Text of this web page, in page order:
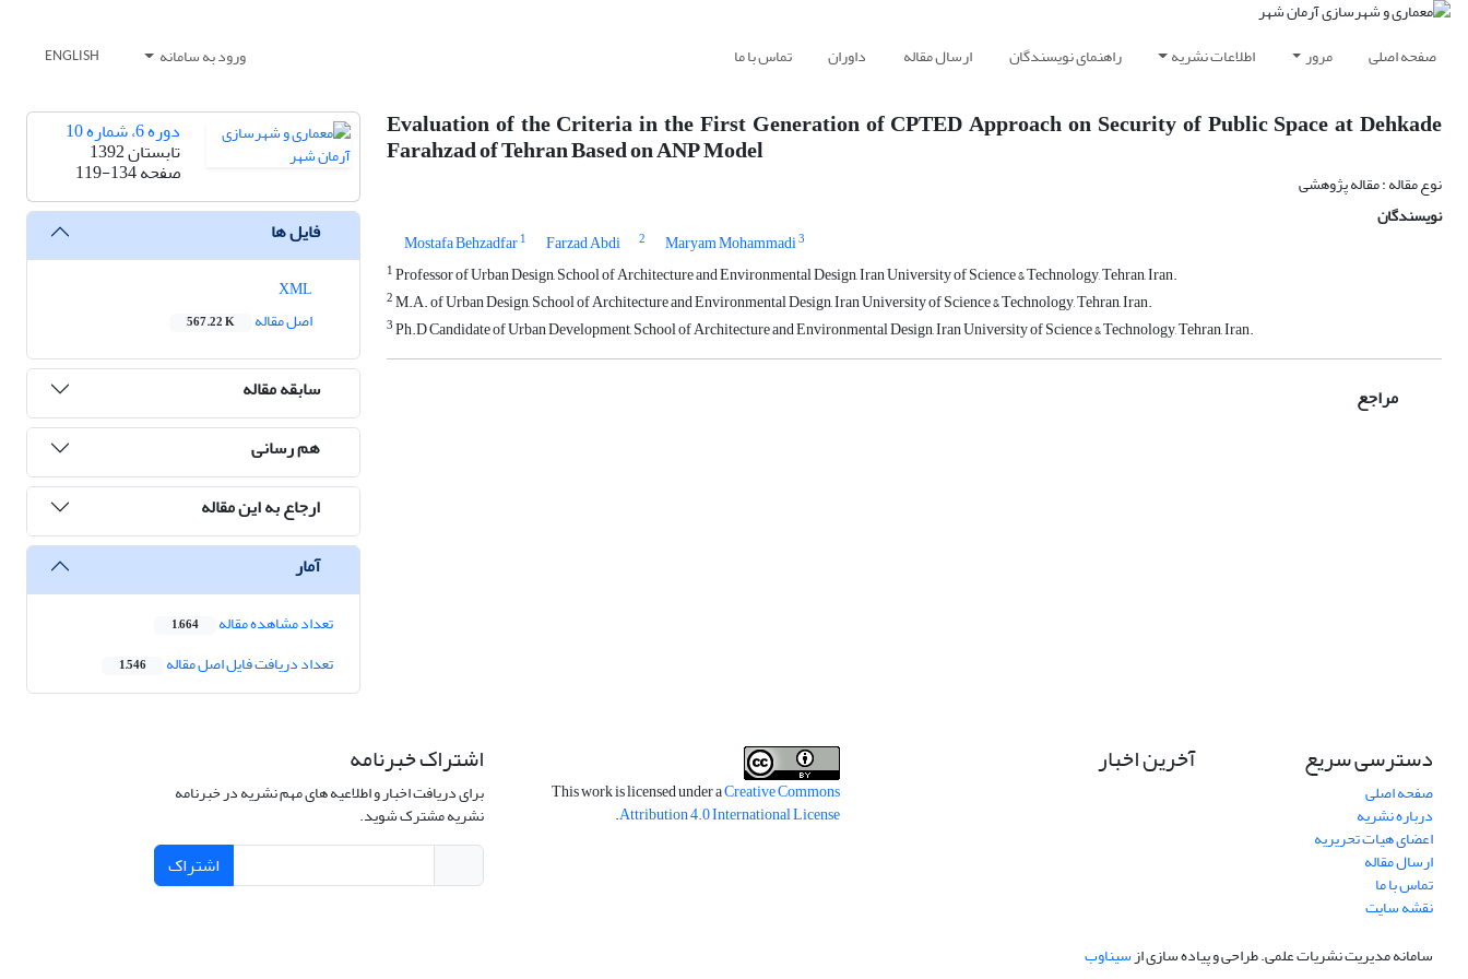
صفحه اصلی مرور اطلاعات نشریه راهنمای نویسندگان ارسال مقاله داوران تماس با ما ورود به سامانه ENGLISH
Evaluation of the Criteria in the First Generation of CPTED Approach on Security of Public Space at Dehkade
Farahzad of Tehran Based on ANP Model
نوع مقاله : مقاله پژوهشی
نویسندگان
Mostafa Behzadfar1 Farzad Abdi 2 Maryam Mohammadi3
1Professor of Urban Design, School of Architecture and Environmental Design, Iran University of Science & Technology, Tehran, Iran.
2M.A. of Urban Design, School of Architecture and Environmental Design, Iran University of Science & Technology, Tehran, Iran.
3Ph.D Candidate of Urban Development, School of Architecture and Environmental Design, Iran University of Science & Technology, Tehran, Iran.
مراجع
دوره 6، شماره 10
تابستان 1392
صفحه119-134
فایل ها
اصل مقاله
567.22 K
سابقه مقاله
هم رسانی
ارجاع به این مقاله
آمار
تعداد مشاهده مقاله 1,664
تعداد دریافت فایل اصل مقاله 1,546
دسترسی سریع
صفحه اصلی
درباره نشریه
اعضای هیات تحریریه
ارسال مقاله
تماس با ما
نقشه سایت
آخرین اخبار
This work is licensed under aCreative Commons
Attribution 4.0 International License
.
اشتراک خبرنامه
برای دریافت اخبار و اطلاعیه های مهم نشریه در خبرنامه
نشریه مشترک شوید.
اشتراک
سامانه مدیریت نشریات علمی.طراحی و پیاده سازی ازسیناوب